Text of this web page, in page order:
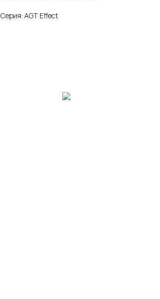
Серия: AGT Effect